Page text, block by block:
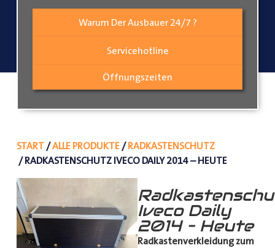
Warum Der Ausbauer 24/7 ?
Servicehotline
Öffnungszeiten
START/ALLE PRODUKTE/RADKASTENSCHUTZ
/ RADKASTENSCHUTZ IVECO DAILY 2014 – HEUTE
Iveco Daily
2014 – Heute
Radkastenverkleidung zum